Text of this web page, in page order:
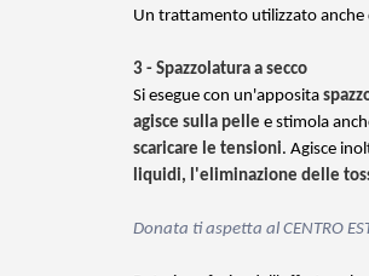
Un trattamento utilizzato anche
3 - Spazzolatura a secco
Si esegue con un'apposita
agisce sulla pelle e stimola
scaricare le tensioni. Agisce
liquidi, l'eliminazione delle
Donata ti aspetta al CENTRO